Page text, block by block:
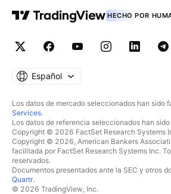
HECHO POR
Español
Los datos de mercado seleccionados han sido
Services.
Los datos de referencia seleccionados han
Copyright © 2026 FactSet Research Systems
Copyright © 2026, American Bankers
facilitada por FactSet Research Systems Inc.
reservados.
Documentos presentados ante la SEC y otros
Quartr.
© 2026 TradingView, Inc.